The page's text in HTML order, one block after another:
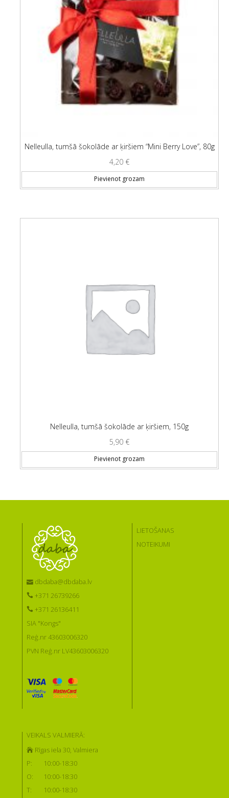
Nelleulla, tumšā šokolāde ar ķiršiem “Mini Berry Love”, 80g
4,20 €
Pievienot grozam
Nelleulla, tumšā šokolāde ar ķiršiem, 150g
5,90 €
Pievienot grozam
dbdaba@dbdaba.lv
+371 26739266
+371 26136411
SIA "Kongs"
Reģ.nr 43603006320
PVN Reģ.nr LV43603006320
LIETOŠANAS
NOTEIKUMI
VEIKALS VALMIERĀ:
Rīgas iela 30, Valmiera
P:
10:00-18:30
O:
10:00-18:30
T:
10:00-18:30